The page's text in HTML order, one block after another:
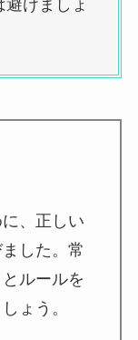
けましょ
、正しい
した。常
ルールを
ょう。